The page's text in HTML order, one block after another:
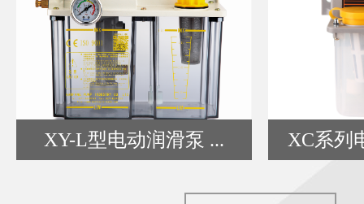
XY-L型电动润滑泵 ... XC系列